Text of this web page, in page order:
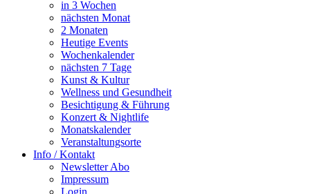
in 3 Wochen
nächsten Monat
2 Monaten
Heutige Events
Wochenkalender
nächsten 7 Tage
Kunst & Kultur
Wellness und Gesundheit
Besichtigung & Führung
Konzert & Nightlife
Monatskalender
Veranstaltungsorte
Info / Kontakt
Newsletter Abo
Impressum
Login